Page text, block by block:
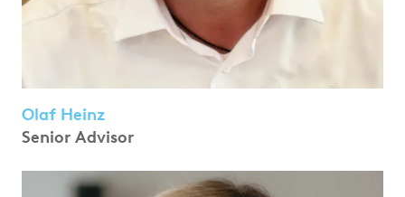
Olaf Heinz
Senior Advisor